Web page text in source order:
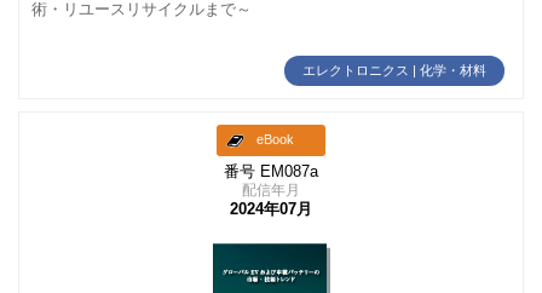
術・リユースリサイクルまで～
エレクトロニクス | 化学・材料
eBook
番号 EM087a
配信年月
2024年07月